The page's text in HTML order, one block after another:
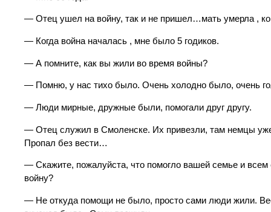
— Отец ушел на войну, так и не пришел…мать умерла ,
— Когда война началась , мне было 5 годиков.
— А помните, как вы жили во время войны?
— Помню, у нас тихо было. Очень холодно было, очень
— Люди мирные, дружные были, помогали друг другу.
— Отец служил в Смоленске. Их привезли, там немцы
Пропал без вести…
— Скажите, пожалуйста, что помогло вашей семье и
войну?
— Не откуда помощи не было, просто сами люди жили.